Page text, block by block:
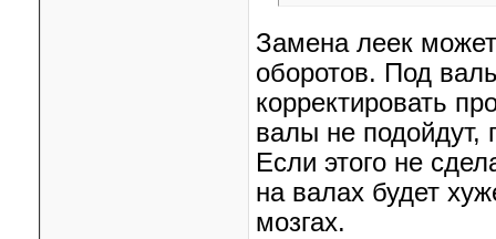
Замена леек
оборотов. Под
корректировать
валы не подойдут,
Если этого не
на валах будет
мозгах.